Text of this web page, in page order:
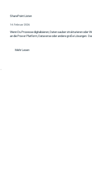
SharePoint Listen
14. Februar 2026
Wenn Du Prozesse digitalisieren, Daten sauber strukturieren oder
an die Power Platform, Dataverse oder andere große Lösungen.
Mehr Lesen